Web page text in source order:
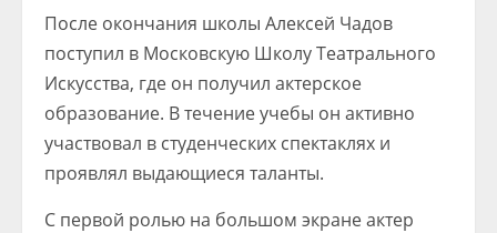
После окончания школы Алексей Чадов
поступил в Московскую Школу Театрального
Искусства, где он получил актерское
образование. В течение учебы он активно
участвовал в студенческих спектаклях и
проявлял выдающиеся таланты.
С первой ролью на большом экране актер